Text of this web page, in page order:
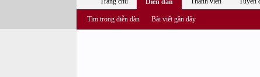
Diễn đàn
Tìm trong diễn đàn Bài viết gần đây